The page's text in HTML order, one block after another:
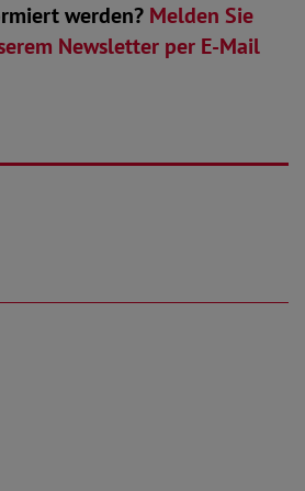
werden? Melden Sie
Newsletter per E-Mail